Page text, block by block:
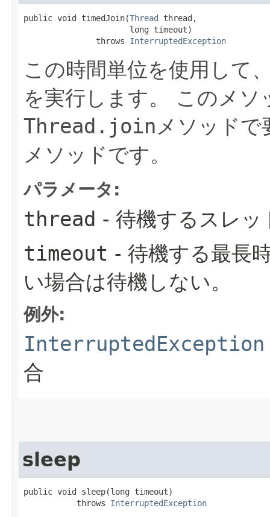
public void timedJoin​(Thread
thread,
                      long timeout)
               throws
InterruptedException
この時間単位を使用して
を実行します。
このメソ
Thread.joinメソッドで
メソッドです。
パラメータ:
thread - 待機するスレッ
timeout - 待機する最長
い場合は待機しない。
例外:
InterruptedException
合
sleep
public void sleep​(long timeout)
           throws
InterruptedException